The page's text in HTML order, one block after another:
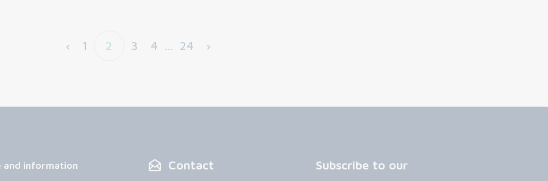
‹ 1 2 3 4 … 24 ›
and information Contact
Subscribe to our